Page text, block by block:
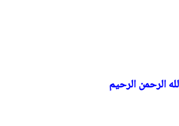
الرحمن الرحيم